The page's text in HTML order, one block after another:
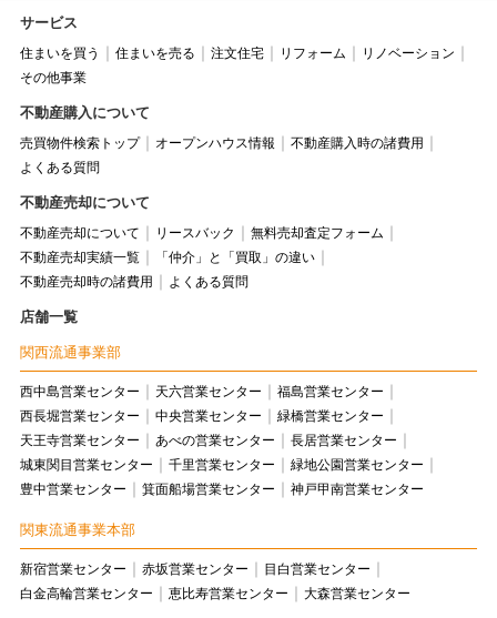
サービス
住まいを買う 住まいを売る 注文住宅 リフォーム
リノベーション
その他事業
不動産購入について
売買物件検索トップ オープンハウス情報
不動産購入時の諸費用
よくある質問
不動産売却について
不動産売却について リースバック
無料売却査定フォーム
不動産売却実績一覧
「仲介」と「買取」の違い
不動産売却時の諸費用
よくある質問
店舗一覧
関西流通事業部
西中島営業センター 天六営業センター
福島営業センター
西長堀営業センター
中央営業センター
緑橋営業センター
天王寺営業センター
あべの営業センター
長居営業センター
城東関目営業センター
千里営業センター
緑地公園営業センター
豊中営業センター
箕面船場営業センター 神戸甲南営業センター
関東流通事業本部
新宿営業センター 赤坂営業センター
目白営業センター
白金高輪営業センター
恵比寿営業センター 大森営業センター